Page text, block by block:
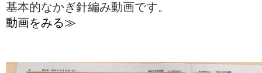
基本的なかぎ針編み動画です。
動画をみる≫